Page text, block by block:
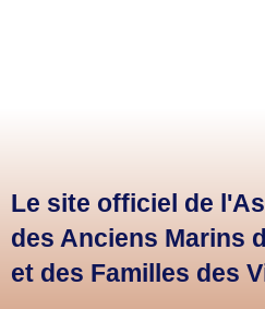
Le site officiel de
des Anciens Marins
et des Familles des